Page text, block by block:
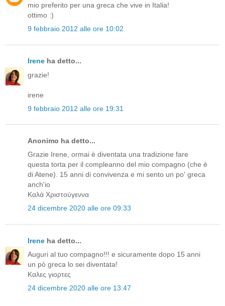
mio preferito per una greca che vive in Italia!
ottimo :)
9 febbraio 2012 alle ore 10:02
Irene ha detto...
grazie!
irene
9 febbraio 2012 alle ore 19:31
Anonimo ha detto...
Grazie Irene, ormai è diventata una tradizione fare
questa torta per il compleanno del mio compagno (che è
di Atene). 15 anni di convivenza e mi sento un po' greca
anch'io
Καλά Χριστούγεννα
24 dicembre 2020 alle ore 09:33
Irene ha detto...
Auguri al tuo compagno!!! e sicuramente dopo 15 anni
un pò greca lo sei diventata!
Καλες γιορτες
24 dicembre 2020 alle ore 13:47